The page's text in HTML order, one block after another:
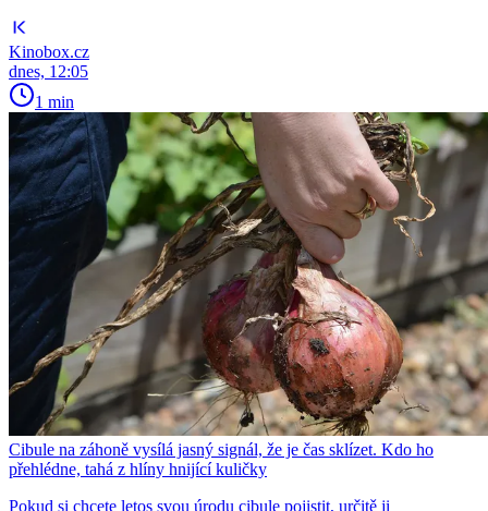
Kinobox.cz
dnes, 12:05
1 min
Cibule na záhoně vysílá jasný signál, že je čas sklízet. Kdo ho
přehlédne, tahá z hlíny hnijící kuličky
Pokud si chcete letos svou úrodu cibule pojistit, určitě ji